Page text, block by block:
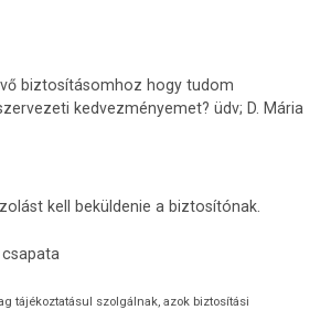
biztosításomhoz hogy tudom
kedvezményemet? üdv; D. Mária
kell beküldenie a biztosítónak.
tájékoztatásul szolgálnak, azok biztosítási